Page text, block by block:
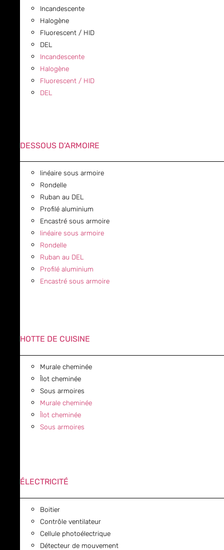
Incandescente
Halogène
Fluorescent / HID
DEL
Incandescente
Halogène
Fluorescent / HID
DEL
DESSOUS D'ARMOIRE
linéaire sous armoire
Rondelle
Ruban au DEL
Profilé aluminium
Encastré sous armoire
linéaire sous armoire
Rondelle
Ruban au DEL
Profilé aluminium
Encastré sous armoire
HOTTE DE CUISINE
Murale cheminée
Îlot cheminée
Sous armoires
Murale cheminée
Îlot cheminée
Sous armoires
ÉLECTRICITÉ
Boitier
Contrôle ventilateur
Cellule photoélectrique
Détecteur de mouvement